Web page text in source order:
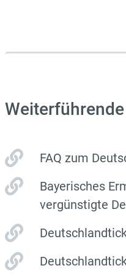
FAQ zum
Bayerisches
vergünstigte